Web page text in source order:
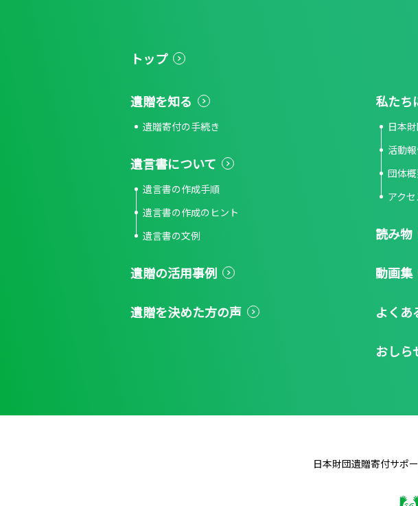
トップ
遺贈を知る
遺贈寄付の手続き
遺言書について
遺言書の作成手順
遺言書の作成のヒント
遺言書の文例
遺贈の活用事例
遺贈を決めた方の声
私たち
日本
活動
団体
アク
読み物
動画集
よくあ
おしら
日本財団遺贈寄付サポ